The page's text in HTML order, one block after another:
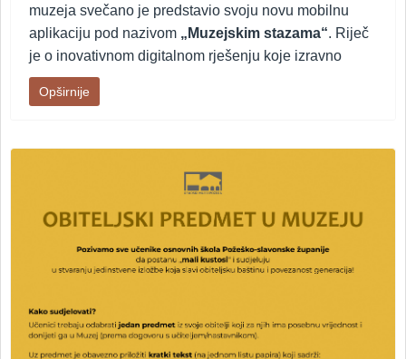
muzeja svečano je predstavio svoju novu mobilnu
aplikaciju pod nazivom „Muzejskim stazama“. Riječ
je o inovativnom digitalnom rješenju koje izravno
Opširnije